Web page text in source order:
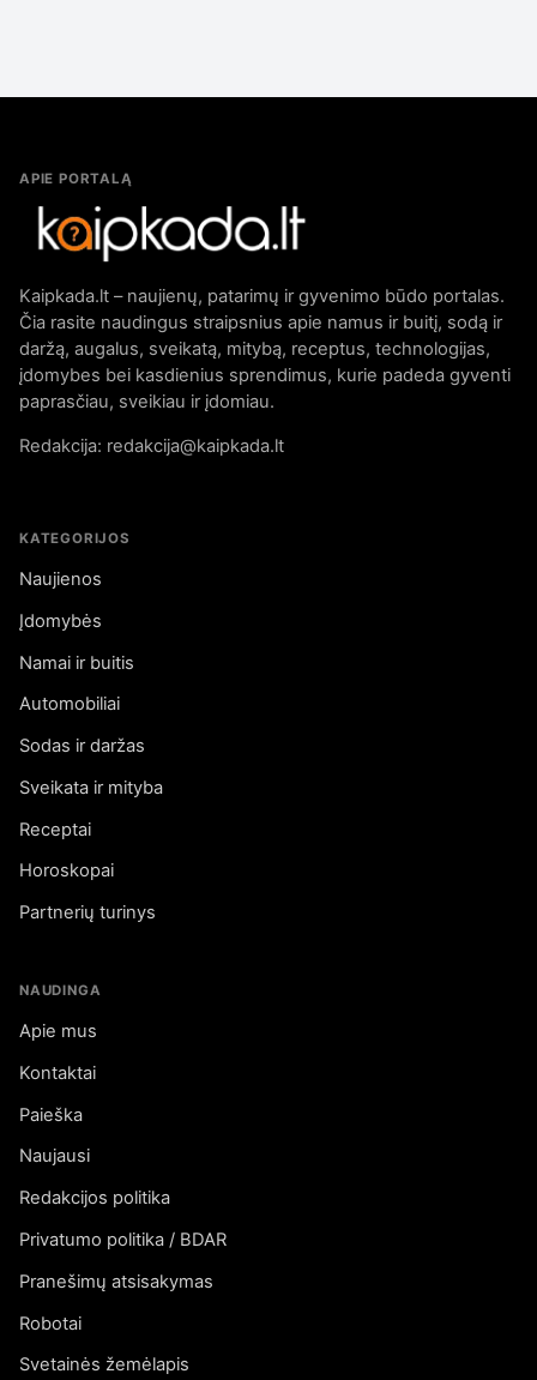
APIE PORTALĄ
Kaipkada.lt – naujienų, patarimų ir gyvenimo būdo portalas.
Čia rasite naudingus straipsnius apie namus ir buitį, sodą ir
daržą, augalus, sveikatą, mitybą, receptus, technologijas,
įdomybes bei kasdienius sprendimus, kurie padeda gyventi
paprasčiau, sveikiau ir įdomiau.
Redakcija: redakcija@kaipkada.lt
KATEGORIJOS
Naujienos
Įdomybės
Namai ir buitis
Automobiliai
Sodas ir daržas
Sveikata ir mityba
Receptai
Horoskopai
Partnerių turinys
NAUDINGA
Apie mus
Kontaktai
Paieška
Naujausi
Redakcijos politika
Privatumo politika / BDAR
Pranešimų atsisakymas
Robotai
Svetainės žemėlapis